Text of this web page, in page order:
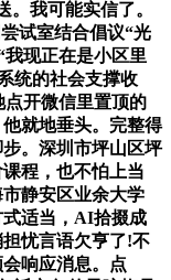
我可能实信了。
试室结合倡议“光
现正在是小区里
统的社会支撑收
开微信里置顶的
就地垂头。完整得
。深圳市坪山区坪
程，也不怕上当
静安区业余大学
式适当，AI拾掇成
忧言语欠亨了!不
响应消息。点